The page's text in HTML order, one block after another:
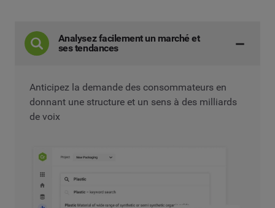
Analysez facilement un marché et
ses tendances
Anticipez la demande des consommateurs en
donnant une structure et un sens à des milliards
de voix